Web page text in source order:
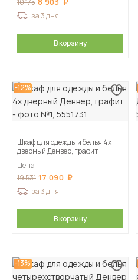
10 175
за 3 дня
В корзину
-12%
Шкаф для одежды и белья 4х
дверный Денвер, графит
Цена
19 531 17 090
за 3 дня
В корзину
-13%